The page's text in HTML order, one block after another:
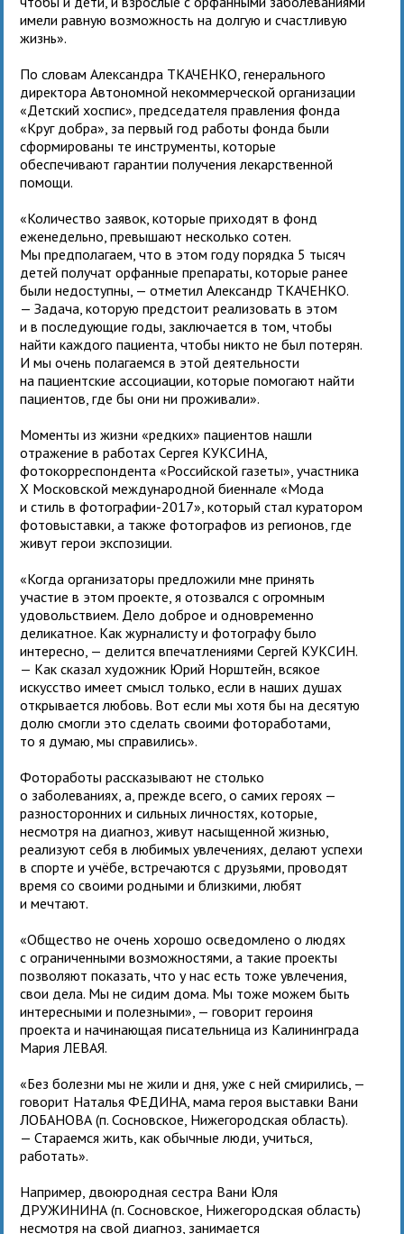
имели равную возможность на долгую и счастливую
жизнь».
По словам Александра ТКАЧЕНКО, генерального
директора Автономной некоммерческой организации
«Детский хоспис», председателя правления фонда
«Круг добра», за первый год работы фонда были
сформированы те инструменты, которые
обеспечивают гарантии получения лекарственной
помощи.
«Количество заявок, которые приходят в фонд
еженедельно, превышают несколько сотен.
Мы предполагаем, что в этом году порядка 5 тысяч
детей получат орфанные препараты, которые ранее
были недоступны, — отметил Александр ТКАЧЕНКО.
— Задача, которую предстоит реализовать в этом
и в последующие годы, заключается в том, чтобы
найти каждого пациента, чтобы никто не был потерян.
И мы очень полагаемся в этой деятельности
на пациентские ассоциации, которые помогают найти
пациентов, где бы они ни проживали».
Моменты из жизни «редких» пациентов нашли
отражение в работах Сергея КУКСИНА,
фотокорреспондента «Российской газеты», участника
X Московской международной биеннале «Мода
и стиль в фотографии-2017», который стал куратором
фотовыставки, а также фотографов из регионов, где
живут герои экспозиции.
«Когда организаторы предложили мне принять
участие в этом проекте, я отозвался с огромным
удовольствием. Дело доброе и одновременно
деликатное. Как журналисту и фотографу было
интересно, — делится впечатлениями Сергей КУКСИН.
— Как сказал художник Юрий Норштейн, всякое
искусство имеет смысл только, если в наших душах
открывается любовь. Вот если мы хотя бы на десятую
долю смогли это сделать своими фотоработами,
то я думаю, мы справились».
Фотоработы рассказывают не столько
о заболеваниях, а, прежде всего, о самих героях —
разносторонних и сильных личностях, которые,
несмотря на диагноз, живут насыщенной жизнью,
реализуют себя в любимых увлечениях, делают успехи
в спорте и учёбе, встречаются с друзьями, проводят
время со своими родными и близкими, любят
и мечтают.
«Общество не очень хорошо осведомлено о людях
с ограниченными возможностями, а такие проекты
позволяют показать, что у нас есть тоже увлечения,
свои дела. Мы не сидим дома. Мы тоже можем быть
интересными и полезными», — говорит героиня
проекта и начинающая писательница из Калининграда
Мария ЛЕВАЯ.
«Без болезни мы не жили и дня, уже с ней смирились, —
говорит Наталья ФЕДИНА, мама героя выставки Вани
ЛОБАНОВА (п. Сосновское, Нижегородская область).
— Стараемся жить, как обычные люди, учиться,
работать».
Например, двоюродная сестра Вани Юля
ДРУЖИНИНА (п. Сосновское, Нижегородская область)
несмотря на свой диагноз, занимается